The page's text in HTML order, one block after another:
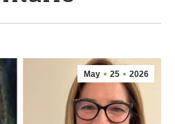
May 25 2026